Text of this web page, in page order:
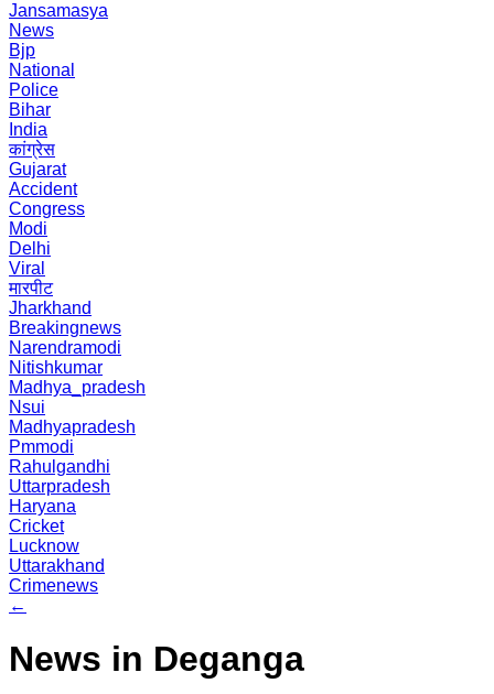
Jansamasya
News
Bjp
National
Police
Bihar
India
कांग्रेस
Gujarat
Accident
Congress
Modi
Delhi
Viral
मारपीट
Jharkhand
Breakingnews
Narendramodi
Nitishkumar
Madhya_pradesh
Nsui
Madhyapradesh
Pmmodi
Rahulgandhi
Uttarpradesh
Haryana
Cricket
Lucknow
Uttarakhand
Crimenews
←
News in Deganga